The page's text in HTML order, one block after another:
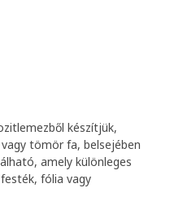
készítjük,
tömör fa, belsejében
amely különleges
fólia vagy